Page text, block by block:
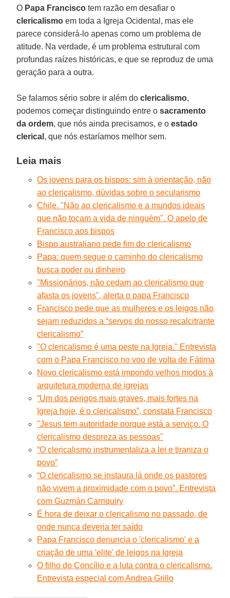
O Papa Francisco tem razão em desafiar o
clericalismo em toda a Igreja Ocidental, mas ele
parece considerá-lo apenas como um problema de
atitude. Na verdade, é um problema estrutural com
profundas raízes históricas, e que se reproduz de uma
geração para a outra.
Se falamos sério sobre ir além doclericalismo,
podemos começar distinguindo entre osacramento
da ordem, que nós ainda precisamos, e oestado
clerical , que nós estaríamos melhor sem.
Leia mais
Os jovens para os bispos: sim à orientação, não
ao clericalismo, dúvidas sobre o secularismo
Chile. "Não ao clericalismo e a mundos ideais
que não tocam a vida de ninguém". O apelo de
Francisco aos bispos
Bispo australiano pede fim do clericalismo
Papa: quem segue o caminho do clericalismo
busca poder ou dinheiro
"Missionários, não cedam ao clericalismo que
afasta os jovens", alerta o papa Francisco
Francisco pede que as mulheres e os leigos não
sejam reduzidos a “servos do nosso recalcitrante
clericalismo”
"O clericalismo é uma peste na Igreja." Entrevista
com o Papa Francisco no voo de volta de Fátima
Novo clericalismo está impondo velhos modos à
arquitetura moderna de igrejas
“Um dos perigos mais graves, mais fortes na
Igreja hoje, é o clericalismo”, constata Francisco
"Jesus tem autoridade porque está a serviço. O
clericalismo despreza as pessoas"
“O clericalismo instrumentaliza a lei e tiraniza o
povo”
“O clericalismo se instaura lá onde os pastores
não vivem a proximidade com o povo”. Entrevista
com Guzmán Carriquiry
É hora de deixar o clericalismo no passado, de
onde nunca deveria ter saído
Papa Francisco denuncia o 'clericalismo' e a
criação de uma 'elite' de leigos na Igreja
O filho do Concílio e a luta contra o clericalismo.
Entrevista especial com Andrea Grillo